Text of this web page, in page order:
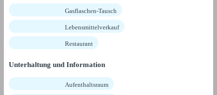
Gasflaschen-Tausch
Lebensmittelverkauf
Restaurant
Unterhaltung und Information
Aufenthaltsraum